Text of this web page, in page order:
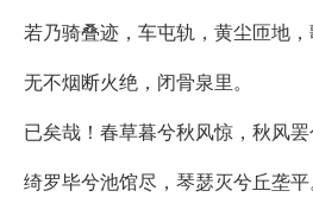
若乃骑叠迹，车屯轨，黄尘匝地，
无不烟断火绝，闭骨泉里。
已矣哉！春草暮兮秋风惊，秋风罢
绮罗毕兮池馆尽，琴瑟灭兮丘垄平